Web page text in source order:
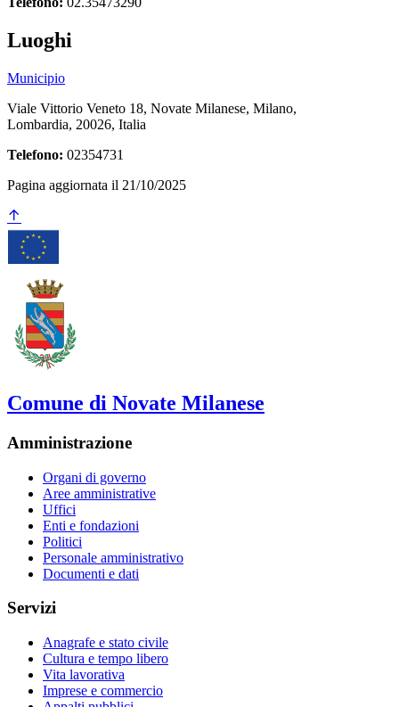
Luoghi
Municipio
Viale Vittorio Veneto 18, Novate Milanese, Milano,
Lombardia, 20026, Italia
Telefono: 02354731
Pagina aggiornata il 21/10/2025
Comune di Novate Milanese
Amministrazione
Organi di governo
Aree amministrative
Uffici
Enti e fondazioni
Politici
Personale amministrativo
Documenti e dati
Servizi
Anagrafe e stato civile
Cultura e tempo libero
Vita lavorativa
Imprese e commercio